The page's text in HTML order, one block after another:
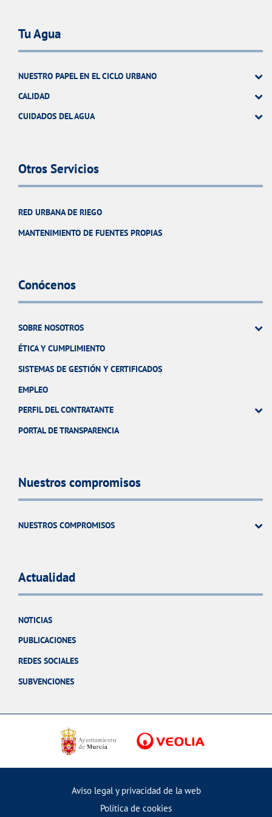
Tu Agua
NUESTRO PAPEL EN EL CICLO URBANO
CALIDAD
CUIDADOS DEL AGUA
Otros Servicios
RED URBANA DE RIEGO
MANTENIMIENTO DE FUENTES PROPIAS
Conócenos
SOBRE NOSOTROS
ÉTICA Y CUMPLIMIENTO
SISTEMAS DE GESTIÓN Y CERTIFICADOS
EMPLEO
PERFIL DEL CONTRATANTE
PORTAL DE TRANSPARENCIA
Nuestros compromisos
NUESTROS COMPROMISOS
Actualidad
NOTICIAS
PUBLICACIONES
REDES SOCIALES
SUBVENCIONES
Aviso legal y privacidad de la web
Política de cookies